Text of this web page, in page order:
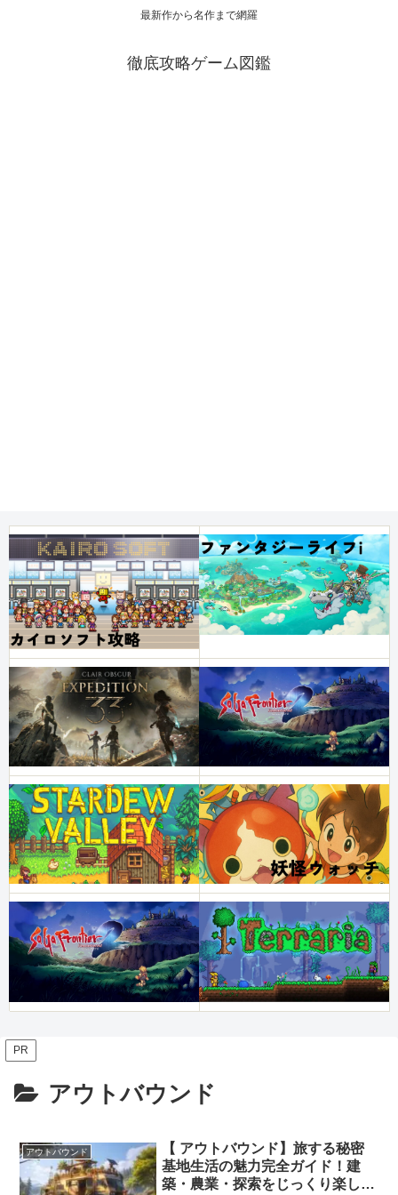
最新作から名作まで網羅
徹底攻略ゲーム図鑑
PR
アウトバウンド
アウトバウンド
【 アウトバウンド】旅する秘密
基地生活の魅力完全ガイド！建
築・農業・探索をじっくり楽しめ